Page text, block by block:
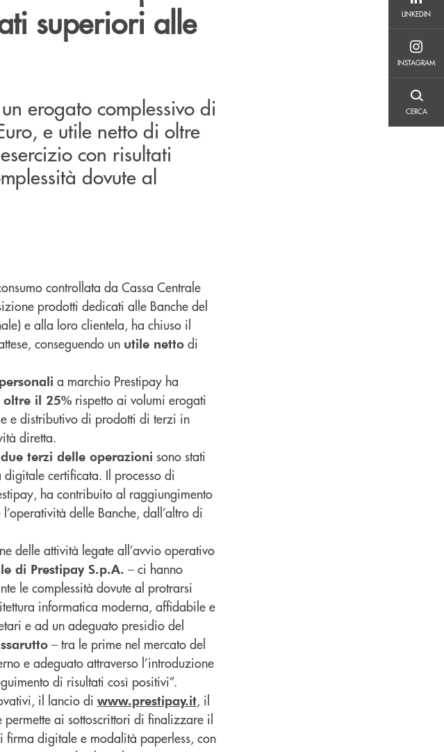
LINKEDIN
INSTAGRAM
CERCA
superiori alle
erogato complessivo di
e utile netto di oltre
con risultati
dovute al
controllata da Cassa Centrale
prodotti dedicati alle Banche del
e alla loro clientela, ha chiuso il
conseguendo un utile netto di
a marchio Prestipay ha
oltre il 25% rispetto ai volumi erogati
e distributivo di prodotti di terzi in
diretta.
due terzi delle operazioni sono stati
certificata. Il processo di
ha contribuito al raggiungimento
delle Banche, dall’altro di
delle attività legate all’avvio operativo
di Prestipay S.p.A. – ci hanno
le complessità dovute al protrarsi
informatica moderna, affidabile e
e ad un adeguato presidio del
– tra le prime nel mercato del
e adeguato attraverso l’introduzione
di risultati così positivi”.
il lancio di www.prestipay.it, il
ai sottoscrittori di finalizzare il
firma digitale e modalità paperless, con